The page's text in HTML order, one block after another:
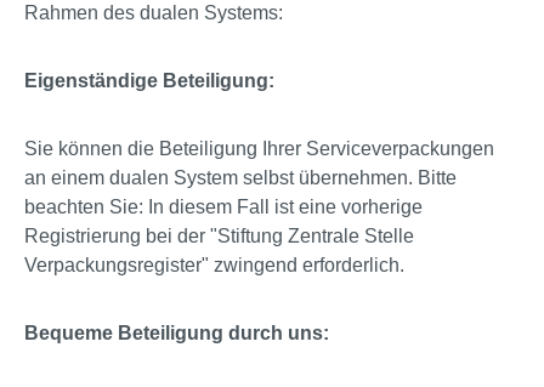
Rahmen des dualen Systems:
Eigenständige Beteiligung:
Sie können die Beteiligung Ihrer Serviceverpackungen
an einem dualen System selbst übernehmen. Bitte
beachten Sie: In diesem Fall ist eine vorherige
Registrierung bei der "Stiftung Zentrale Stelle
Verpackungsregister" zwingend erforderlich.
Bequeme Beteiligung durch uns: